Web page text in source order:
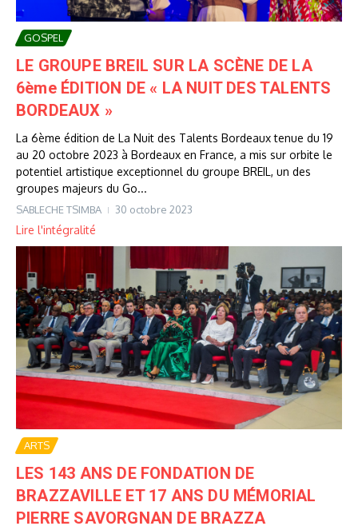
GOSPEL
LE GROUPE BREIL SUR LA SCÈNE DE LA
6ème ÉDITION DE « LA NUIT DES TALENTS
BORDEAUX »
La 6ème édition de La Nuit des Talents Bordeaux tenue du 19
au 20 octobre 2023 à Bordeaux en France, a mis sur orbite le
potentiel artistique exceptionnel du groupe BREIL, un des
groupes majeurs du Go...
SABLECHE TSIMBA 30 octobre 2023
Lire l'intégralité
ARTS
LES 143 ANS DE FONDATION DE
BRAZZAVILLE ET 17 ANS DU MÉMORIAL
PIERRE SAVORGNAN DE BRAZZA